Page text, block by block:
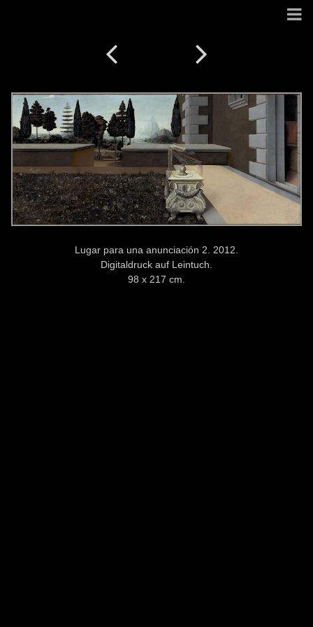
Lugar para una anunciación 2. 2012.
Digitaldruck auf Leintuch.
98 x 217 cm.